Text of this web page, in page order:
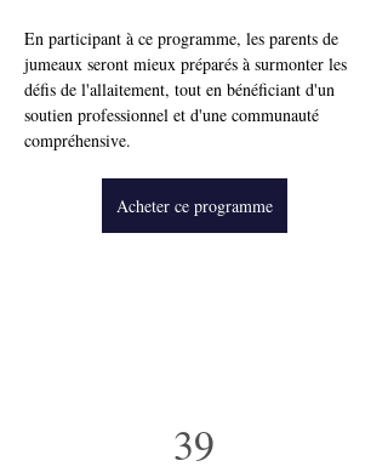
En participant à ce programme, les parents de
jumeaux seront mieux préparés à surmonter les
défis de l'allaitement, tout en bénéficiant d'un
soutien professionnel et d'une communauté
compréhensive.
Acheter ce programme
39